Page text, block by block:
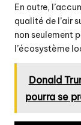
En outre,
qualité de l’air
non seulement
l’écosystème
Donald
pourra se